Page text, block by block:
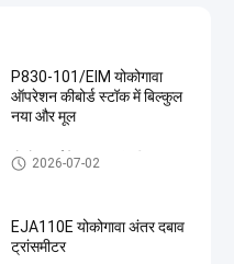
P830-101/EIM योकोगावा
ऑपरेशन कीबोर्ड स्टॉक में बिल्कुल
नया और मूल
योकोगावा ईजेए दबाव ट्रांसमीटर
2026-07-02
EJA110E योकोगावा अंतर दबाव
ट्रांसमीटर